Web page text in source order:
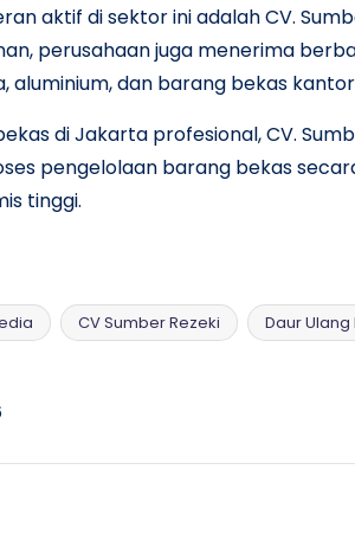
aktif di sektor ini adalah CV.
perusahaan juga menerima
aluminium, dan barang bekas
di Jakarta profesional, CV.
pengelolaan barang bekas
tinggi.
CV Sumber Rezeki Daur